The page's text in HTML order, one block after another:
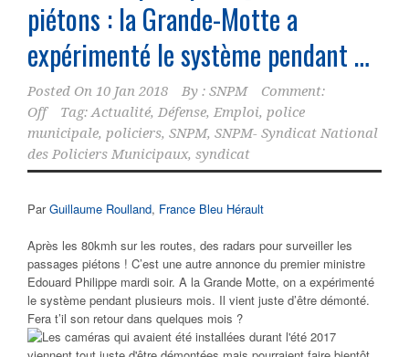
piétons : la Grande-Motte a
expérimenté le système pendant …
Posted On 10 Jan 2018 By : SNPM
Comment:
Off
Tag:Actualité, Défense, Emploi, police
municipale, policiers, SNPM, SNPM- Syndicat National
des Policiers Municipaux, syndicat
ParGuillaume Roulland, France Bleu Hérault
Après les 80kmh sur les routes, des radars pour surveiller les
passages piétons ! C’est une autre annonce du premier ministre
Edouard Philippe mardi soir. A la Grande Motte, on a expérimenté
le système pendant plusieurs mois. Il vient juste d’être démonté.
Fera t’il son retour dans quelques mois ?